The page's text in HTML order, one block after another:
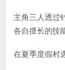
主角三人透过
各自擅长的技
在夏季度假村